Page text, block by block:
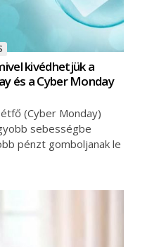
kivédhetjük a
és a Cyber Monday
(Cyber Monday)
sebességbe
pénzt gomboljanak le